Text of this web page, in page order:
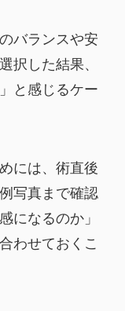
バランスや安
択した結果、
と感じるケー
には、術直後
写真まで確認
になるのか」
わせておくこ